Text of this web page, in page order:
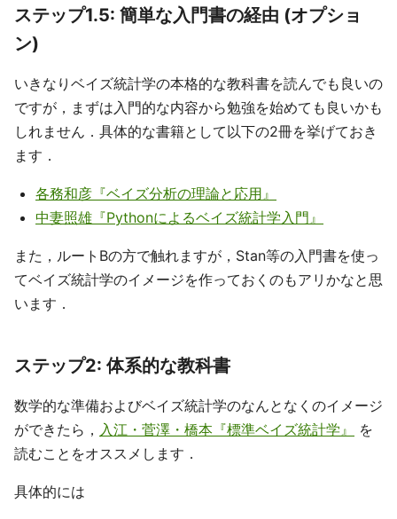
ステップ1.5: 簡単な入門書の経由 (オプショ
ン)
いきなりベイズ統計学の本格的な教科書を読んでも良いの
ですが，まずは入門的な内容から勉強を始めても良いかも
しれません．具体的な書籍として以下の2冊を挙げておき
ます．
各務和彦『ベイズ分析の理論と応用』
中妻照雄『Pythonによるベイズ統計学入門』
また，ルートBの方で触れますが，Stan等の入門書を使っ
てベイズ統計学のイメージを作っておくのもアリかなと思
います．
ステップ2: 体系的な教科書
数学的な準備およびベイズ統計学のなんとなくのイメージ
ができたら， 入江・菅澤・橋本『標準ベイズ統計学』
を
読むことをオススメします．
具体的には